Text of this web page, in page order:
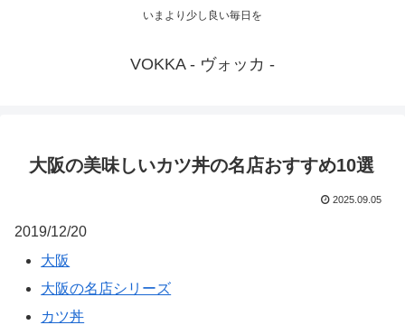
いまより少し良い毎日を
VOKKA - ヴォッカ -
大阪の美味しいカツ丼の名店おすすめ10選
2025.09.05
2019/12/20
大阪
大阪の名店シリーズ
カツ丼